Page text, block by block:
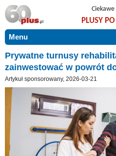
PLUSY
Menu
START
PROMOCJE
ARTYKUŁY
Szczególnie polecamy
Użyteczne porady
Szlachetne zdrowie
DLA BLISKICH
ZGŁOŚ OFERTĘ
Prywatne turnusy
zainwestować w powrót
Artykuł sponsorowany, 2026-03-21